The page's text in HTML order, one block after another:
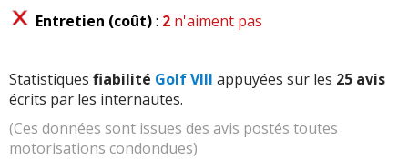
Entretien (coût): 2 n'aiment pas
Statistiques fiabilité Golf VIII appuyées sur les 25 avis
écrits par les internautes.
(Ces données sont issues des avis postés toutes
motorisations condondues)